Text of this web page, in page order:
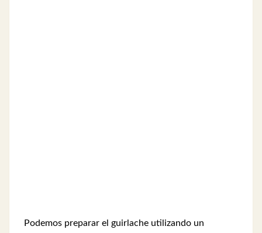
Podemos preparar el guirlache utilizando un